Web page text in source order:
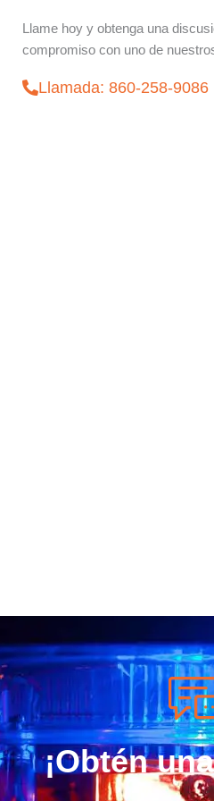
Llame hoy y obtenga una
compromiso con uno de
Llamada: 860-258-9086
¡Obtén